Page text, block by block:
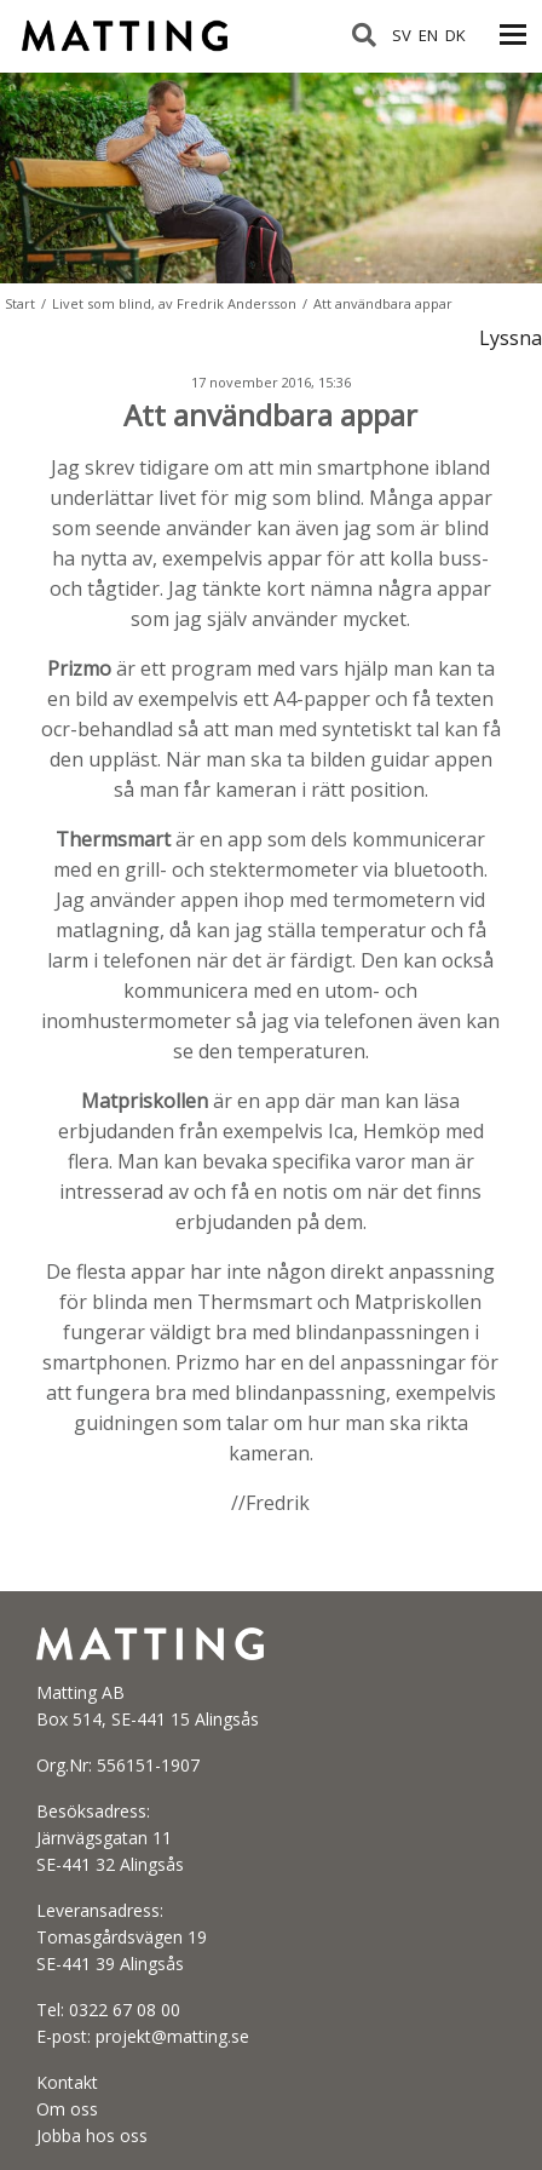
SV EN DK
Start / Livet som blind, av Fredrik Andersson / Att användbara appar
Lyssna
17 november 2016, 15:36
Att användbara appar
Jag skrev tidigare om att min smartphone ibland
underlättar livet för mig som blind. Många appar
som seende använder kan även jag som är blind
ha nytta av, exempelvis appar för att kolla buss-
och tågtider. Jag tänkte kort nämna några appar
som jag själv använder mycket.
Prizmoär ett program med vars hjälp man kan ta
en bild av exempelvis ett A4-papper och få texten
ocr-behandlad så att man med syntetiskt tal kan få
den uppläst. När man ska ta bilden guidar appen
så man får kameran i rätt position.
Thermsmartär en app som dels kommunicerar
med en grill- och stektermometer via bluetooth.
Jag använder appen ihop med termometern vid
matlagning, då kan jag ställa temperatur och få
larm i telefonen när det är färdigt. Den kan också
kommunicera med en utom- och
inomhustermometer så jag via telefonen även kan
se den temperaturen.
Matpriskollenär en app där man kan läsa
erbjudanden från exempelvis Ica, Hemköp med
flera. Man kan bevaka specifika varor man är
intresserad av och få en notis om när det finns
erbjudanden på dem.
De flesta appar har inte någon direkt anpassning
för blinda men Thermsmart och Matpriskollen
fungerar väldigt bra med blindanpassningen i
smartphonen. Prizmo har en del anpassningar för
att fungera bra med blindanpassning, exempelvis
guidningen som talar om hur man ska rikta
kameran.
//Fredrik
Matting AB
Box 514, SE-441 15 Alingsås
Org.Nr: 556151-1907
Besöksadress:
Järnvägsgatan 11
SE-441 32 Alingsås
Leveransadress:
Tomasgårdsvägen 19
SE-441 39 Alingsås
Tel: 0322 67 08 00
E-post: projekt@matting.se
Kontakt
Om oss
Jobba hos oss